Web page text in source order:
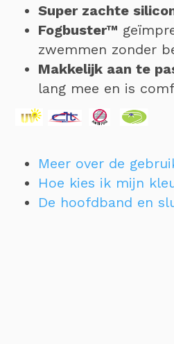
Super zachte
Fogbuster™
zwemmen zonder
Makkelijk aan te
lang mee en is
Meer over de
Hoe kies ik mijn
De hoofdband en